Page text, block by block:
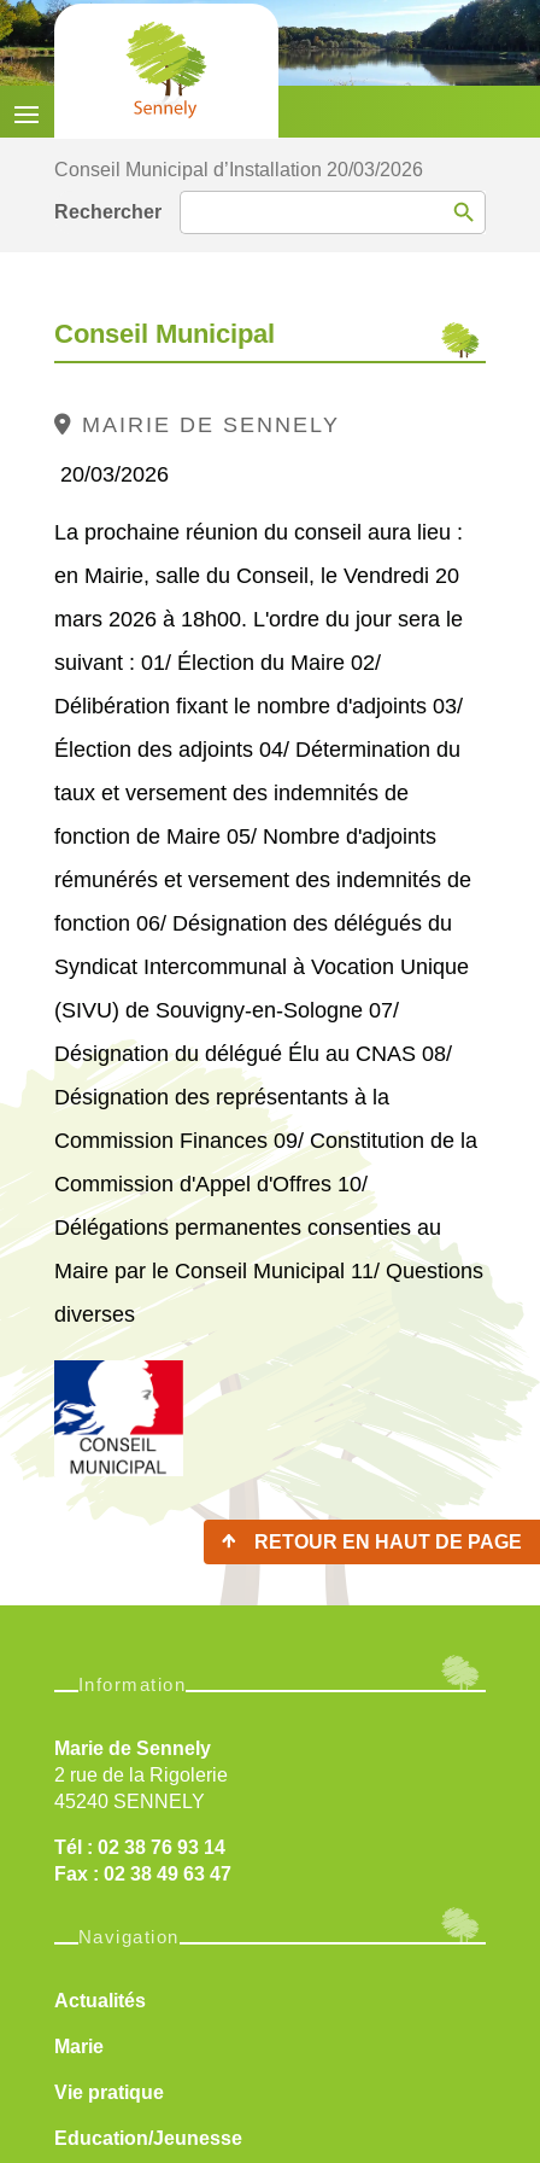
Conseil Municipal d’Installation 20/03/2026
Search
Search Button
Conseil Municipal
MAIRIE DE SENNELY
20/03/2026
La prochaine réunion du conseil aura lieu :
en Mairie, salle du Conseil, le Vendredi 20
mars 2026 à 18h00. L'ordre du jour sera le
suivant : 01/ Élection du Maire 02/
Délibération fixant le nombre d'adjoints 03/
Élection des adjoints 04/ Détermination du
taux et versement des indemnités de
fonction de Maire 05/ Nombre d'adjoints
rémunérés et versement des indemnités de
fonction 06/ Désignation des délégués du
Syndicat Intercommunal à Vocation Unique
(SIVU) de Souvigny-en-Sologne 07/
Désignation du délégué Élu au CNAS 08/
Désignation des représentants à la
Commission Finances 09/ Constitution de la
Commission d'Appel d'Offres 10/
Délégations permanentes consenties au
Maire par le Conseil Municipal 11/ Questions
diverses
RETOUR EN HAUT DE PAGE
Information
Marie de Sennely
2 rue de la Rigolerie
45240 SENNELY
Tél : 02 38 76 93 14
Fax : 02 38 49 63 47
Navigation
Actualités
Marie
Vie pratique
Education/Jeunesse